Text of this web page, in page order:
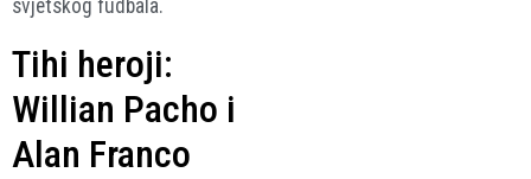
svjetskog fudbala.
Tihi heroji:
Willian Pacho i
Alan Franco